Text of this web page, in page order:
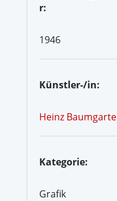
r:
1946
Künstler-/in:
Heinz Baumgarte
Kategorie:
Grafik